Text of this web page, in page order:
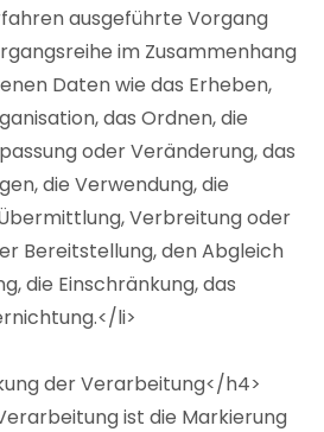
ausgeführte Vorgang
im Zusammenhang
Daten wie das Erheben,
das Ordnen, die
oder Veränderung, das
die Verwendung, die
Verbreitung oder
Bereitstellung, den Abgleich
die Einschränkung, das
li>
der Verarbeitung</h4>
ist die Markierung